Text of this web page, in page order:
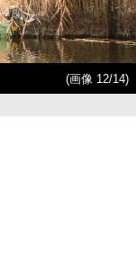
(画像 12/14)